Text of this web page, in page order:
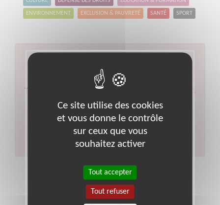
ENVIRONNEMENT EXCLUSION & PAUVRETÉ SANTÉ SPORT
Aucun résultat pour votre
recherche
Type d'action : Animation culturelle
71
Ville :Macon
Veuillez indiquer moins de critères et/ou remplacer
votre code postal par celui de votre département.
Effectuer une nouvelle recherche
Ce site utilise des cookies
et vous donne le contrôle
sur ceux que vous
souhaitez activer
Tout accepter
Tout refuser